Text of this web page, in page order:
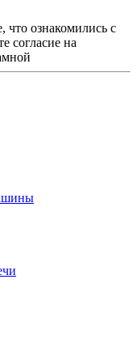
что ознакомились с
согласие на